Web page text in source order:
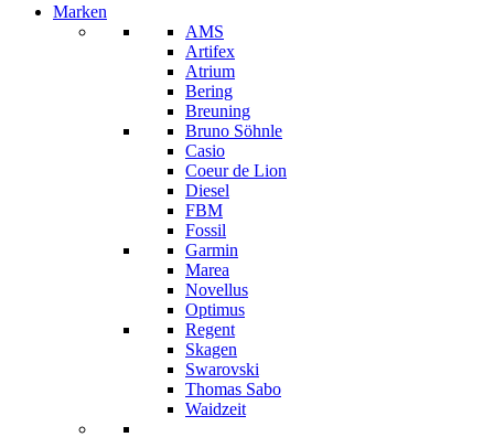
Marken
AMS
Artifex
Atrium
Bering
Breuning
Bruno Söhnle
Casio
Coeur de Lion
Diesel
FBM
Fossil
Garmin
Marea
Novellus
Optimus
Regent
Skagen
Swarovski
Thomas Sabo
Waidzeit